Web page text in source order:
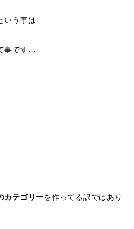
いう事は
事です…
カテゴリーを作ってる訳ではあり